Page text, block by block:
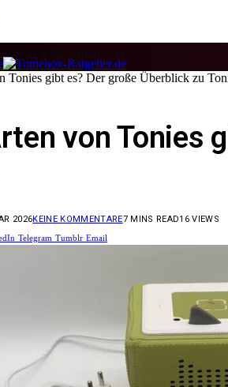
Tonies gibt es? Der große Überblick zu
von Tonies
2026KEINE KOMMENTARE7 MINS READ16VIEWS
Telegram Tumblr Email